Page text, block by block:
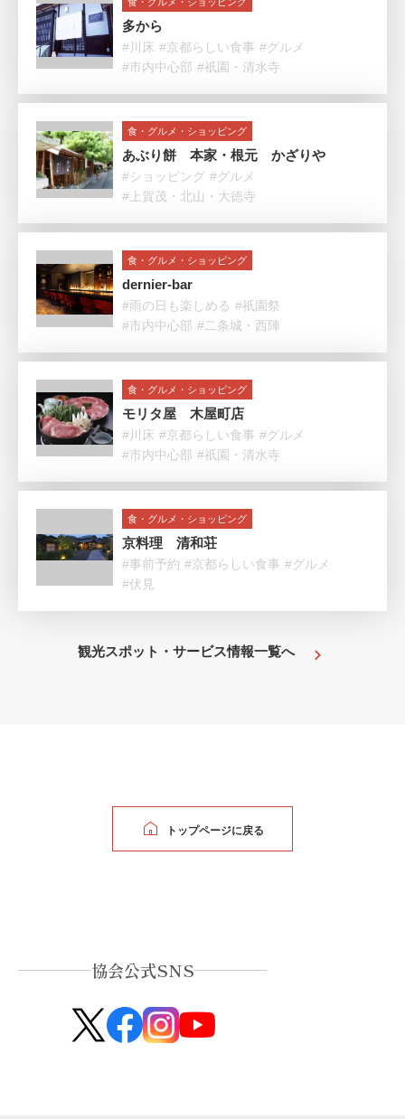
多から
#川床 #京都らしい食事 #グルメ
#市内中心部 #祇園・清水寺
食・グルメ・ショッピング
あぶり餅 本家・根元 かざりや
#ショッピング #グルメ
#上賀茂・北山・大徳寺
食・グルメ・ショッピング
dernier-bar
#雨の日も楽しめる #祇園祭
#市内中心部 #二条城・西陣
食・グルメ・ショッピング
モリタ屋 木屋町店
#川床 #京都らしい食事 #グルメ
#市内中心部 #祇園・清水寺
食・グルメ・ショッピング
京料理 清和荘
#事前予約 #京都らしい食事 #グルメ
#伏見
観光スポット・サービス情報一覧へ
トップページに戻る
協会公式SNS